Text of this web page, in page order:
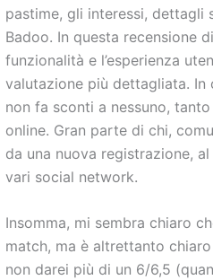
pastime, gli interessi, dettagli
Badoo. In questa recensione
funzionalità e l’esperienza
valutazione più dettagliata.
non fa sconti a nessuno,
online. Gran parte di chi,
da una nuova registrazione,
vari social network.
Insomma, mi sembra chiaro
match, ma è altrettanto
non darei più di un 6/6,5